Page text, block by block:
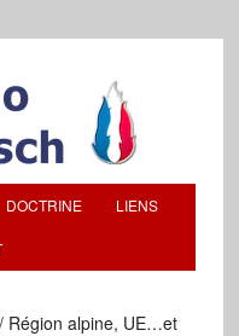
DOCTRINE LIENS
/Région alpine, UE…et